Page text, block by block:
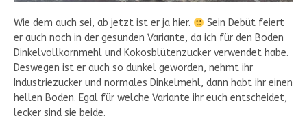
Wie dem auch sei, ab jetzt ist er ja hier.
Sein Debüt feiert
er auch noch in der gesunden Variante, da ich für den Boden
Dinkelvollkornmehl und Kokosblütenzucker verwendet habe.
Deswegen ist er auch so dunkel geworden, nehmt ihr
Industriezucker und normales Dinkelmehl, dann habt ihr einen
hellen Boden. Egal für welche Variante ihr euch entscheidet,
lecker sind sie beide.